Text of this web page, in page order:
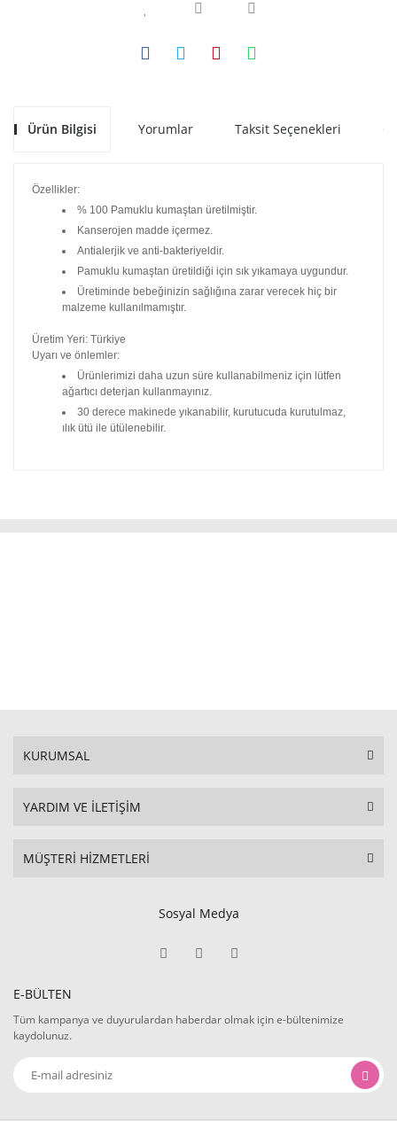
Ürün Bilgisi Yorumlar Taksit Seçenekleri
Özellikler:
% 100 Pamuklu kumaştan üretilmiştir.
Kanserojen madde içermez.
Antialerjik ve anti-bakteriyeldir.
Pamuklu kumaştan üretildiği için sık yıkamaya uygundur.
Üretiminde bebeğinizin sağlığına zarar verecek hiç bir
malzeme kullanılmamıştır.
Üretim Yeri: Türkiye
Uyarı ve önlemler:
Ürünlerimizi daha uzun süre kullanabilmeniz için lütfen
ağartıcı deterjan kullanmayınız.
30 derece makinede yıkanabilir, kurutucuda kurutulmaz,
ılık ütü ile ütülenebilir.
KURUMSAL
YARDIM VE İLETİŞİM
MÜŞTERİ HİZMETLERİ
Sosyal Medya
E-BÜLTEN
Tüm kampanya ve duyurulardan haberdar olmak için e-bültenimize
kaydolunuz.